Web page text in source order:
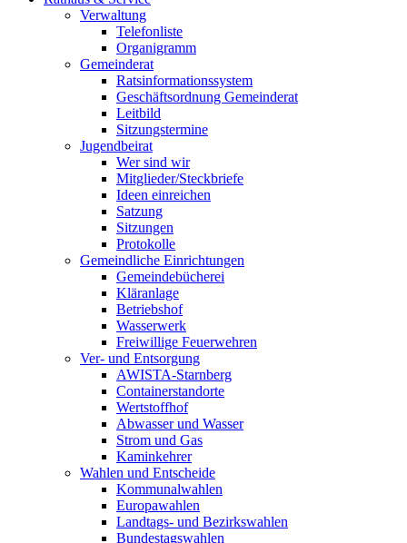
Verwaltung
Telefonliste
Organigramm
Gemeinderat
Ratsinformationssystem
Geschäftsordnung Gemeinderat
Leitbild
Sitzungstermine
Jugendbeirat
Wer sind wir
Mitglieder/Steckbriefe
Ideen einreichen
Satzung
Sitzungen
Protokolle
Gemeindliche Einrichtungen
Gemeindebücherei
Kläranlage
Betriebshof
Wasserwerk
Freiwillige Feuerwehren
Ver- und Entsorgung
AWISTA-Starnberg
Containerstandorte
Wertstoffhof
Abwasser und Wasser
Strom und Gas
Kaminkehrer
Wahlen und Entscheide
Kommunalwahlen
Europawahlen
Landtags- und Bezirkswahlen
Bundestagswahlen